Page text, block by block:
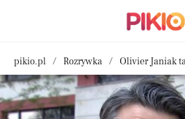
pikio.pl Rozrywka Olivier Janiak tak się